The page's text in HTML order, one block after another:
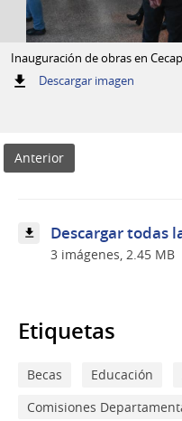
Inauguración de obras en
Descargar imagen:
Anterior
Descargar todas
3 imágenes, 2.45 MB
Etiquetas
Becas Educación
Comisiones